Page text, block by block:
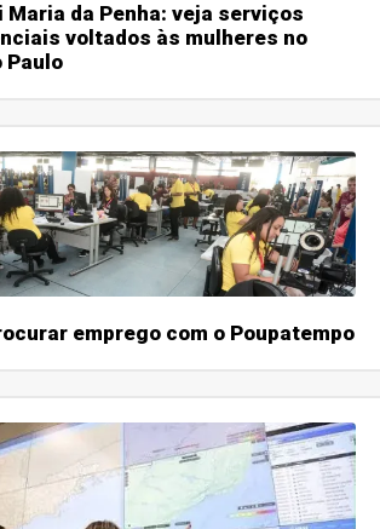
Maria da Penha: veja serviços
voltados às mulheres no
Paulo
emprego com o Poupatempo